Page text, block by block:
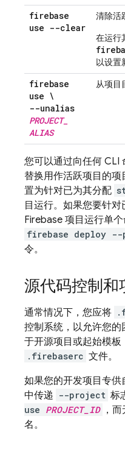
firebase
use --clear
清除活
在运行
以设置
firebase
use \
--unalias
PROJECT_
ALIAS
从项目
您可以通过向任何 CLI
替换用作活跃项目的
置为针对已为其分配
目运行。如果您要针对
Firebase 项目运行单
firebase deploy --
令。
源代码控制和
通常情况下，您应将
控制系统，以允许您
于开源项目或起始模板
.firebaserc 文件。
如果您的开发项目专
中传递 --project 标
use PROJECT_ID ，
名。